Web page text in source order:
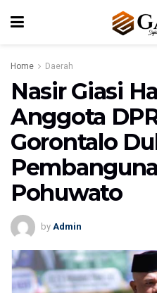
Home Daerah
Nasir Giasi
Anggota
Gorontalo
Pohuwato
by Admin